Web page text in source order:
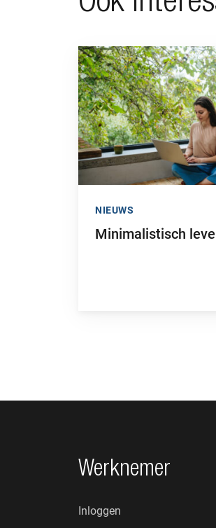
Ga naar “Minimalistisch
Minimalistisch
NIEUWS
Footer
Werknemer
Inloggen